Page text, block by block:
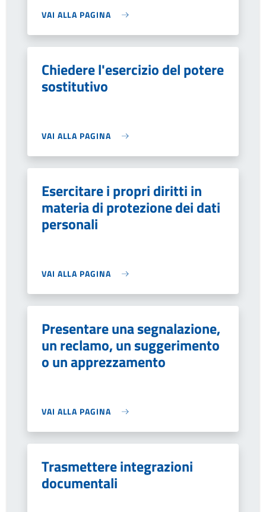
VAI ALLA PAGINA
Chiedere l'esercizio del potere
sostitutivo
VAI ALLA PAGINA
Esercitare i propri diritti in
materia di protezione dei dati
personali
VAI ALLA PAGINA
Presentare una segnalazione,
un reclamo, un suggerimento
o un apprezzamento
VAI ALLA PAGINA
Trasmettere integrazioni
documentali